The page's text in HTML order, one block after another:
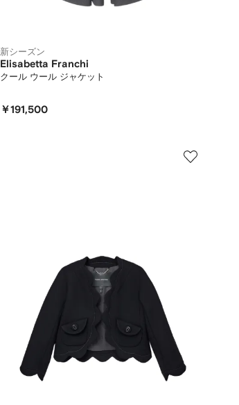
新シーズン
Elisabetta Franchi
クール ウール ジャケット
￥191,500